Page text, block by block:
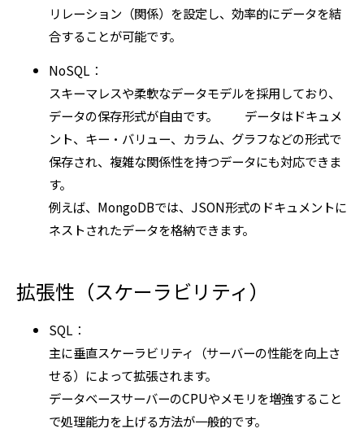
リレーション（関係）を設定し、効率的にデータを結
合することが可能です。
NoSQL：
スキーマレスや柔軟なデータモデルを採用しており、
データの保存形式が自由です。 データはドキュメ
ント、キー・バリュー、カラム、グラフなどの形式で
保存され、複雑な関係性を持つデータにも対応できま
す。
例えば、MongoDBでは、JSON形式のドキュメントに
ネストされたデータを格納できます。
拡張性（スケーラビリティ）
SQL：
主に垂直スケーラビリティ（サーバーの性能を向上さ
せる）によって拡張されます。
データベースサーバーのCPUやメモリを増強すること
で処理能力を上げる方法が一般的です。